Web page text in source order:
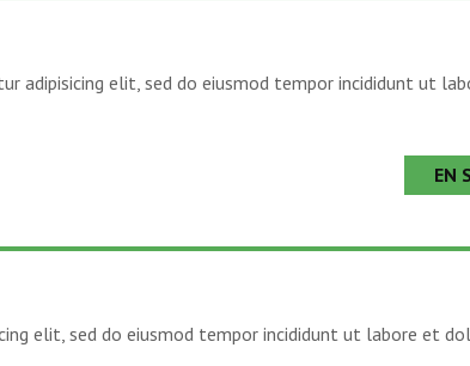
adipisicing elit, sed do eiusmod tempor incididunt ut
EN
elit, sed do eiusmod tempor incididunt ut labore et